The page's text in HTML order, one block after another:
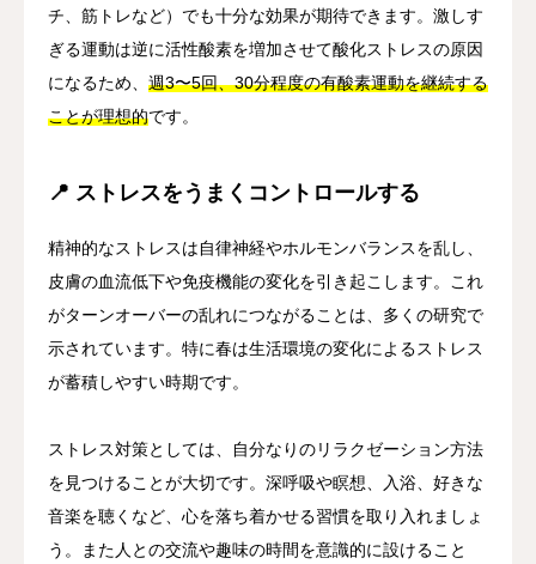
チ、筋トレなど）でも十分な効果が期待できます。激しす
ぎる運動は逆に活性酸素を増加させて酸化ストレスの原因
になるため、 週3〜5回、30分程度の有酸素運動を継続する
ことが理想的です。
📍 ストレスをうまくコントロールする
精神的なストレスは自律神経やホルモンバランスを乱し、
皮膚の血流低下や免疫機能の変化を引き起こします。これ
がターンオーバーの乱れにつながることは、多くの研究で
示されています。特に春は生活環境の変化によるストレス
が蓄積しやすい時期です。
ストレス対策としては、自分なりのリラクゼーション方法
を見つけることが大切です。深呼吸や瞑想、入浴、好きな
音楽を聴くなど、心を落ち着かせる習慣を取り入れましょ
う。また人との交流や趣味の時間を意識的に設けること